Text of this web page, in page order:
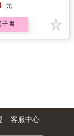
元
子書
客服中心